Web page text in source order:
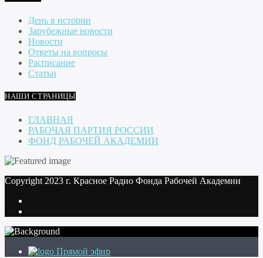
День в истории
Зарубежные новости
Новости
Ответы на вопросы
Расписание
Статьи
НАШИ СТРАНИЦЫ
ГЛАВНАЯ
РАБОЧАЯ ПАРТИЯ РОССИИ
ФОНД РАБОЧЕЙ АКАДЕМИИ
Copyright 2023 г. Красное Радио Фонда Рабочей Академии
Прямой эфир